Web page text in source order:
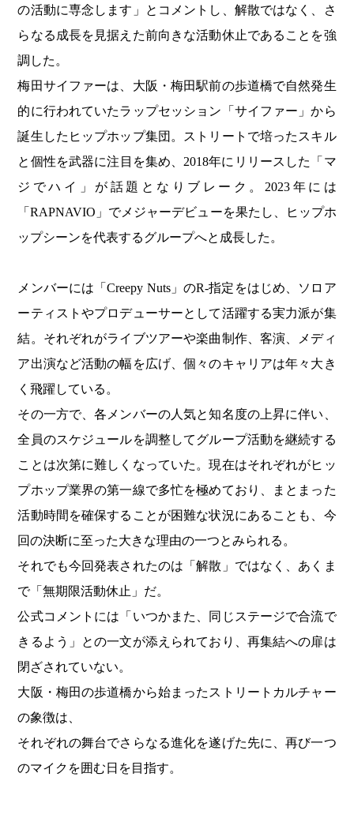
の活動に専念します」とコメントし、解散ではなく、さ
らなる成長を見据えた前向きな活動休止であることを強
調した。
梅田サイファーは、大阪・梅田駅前の歩道橋で自然発生
的に行われていたラップセッション「サイファー」から
誕生したヒップホップ集団。ストリートで培ったスキル
と個性を武器に注目を集め、2018年にリリースした「マ
ジでハイ」が話題となりブレーク。2023年には
「RAPNAVIO」でメジャーデビューを果たし、ヒップホ
ップシーンを代表するグループへと成長した。
メンバーには「Creepy Nuts」のR-指定をはじめ、ソロア
ーティストやプロデューサーとして活躍する実力派が集
結。それぞれがライブツアーや楽曲制作、客演、メディ
ア出演など活動の幅を広げ、個々のキャリアは年々大き
く飛躍している。
その一方で、各メンバーの人気と知名度の上昇に伴い、
全員のスケジュールを調整してグループ活動を継続する
ことは次第に難しくなっていた。現在はそれぞれがヒッ
プホップ業界の第一線で多忙を極めており、まとまった
活動時間を確保することが困難な状況にあることも、今
回の決断に至った大きな理由の一つとみられる。
それでも今回発表されたのは「解散」ではなく、あくま
で「無期限活動休止」だ。
公式コメントには「いつかまた、同じステージで合流で
きるよう」との一文が添えられており、再集結への扉は
閉ざされていない。
大阪・梅田の歩道橋から始まったストリートカルチャー
の象徴は、
それぞれの舞台でさらなる進化を遂げた先に、再び一つ
のマイクを囲む日を目指す。